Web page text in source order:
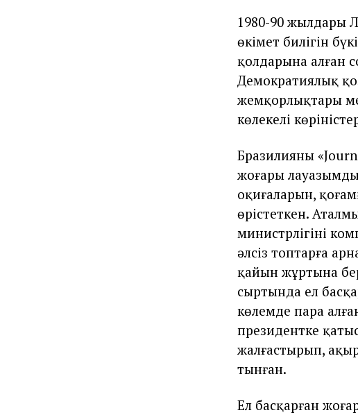
1980-90 жылдары
өкімет билігін
қолдарына алған
Демократиялық
жемқорлықтары
көлеңкелі
Бразилияның
жоғары
оқиғаларын,
өрістеткен.
министрлігінің
әлсіз топтарға
қайын жұртына
сыртында ел
көлемде пара
президентке
жалғастырып,
тынған.
Ел басқарған